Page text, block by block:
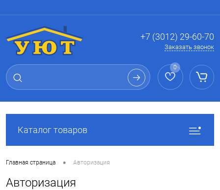
+7 (3012) 29-60-70
Заказать звонок
0
Каталог товаров
Главная страница • Авторизация
Авторизация